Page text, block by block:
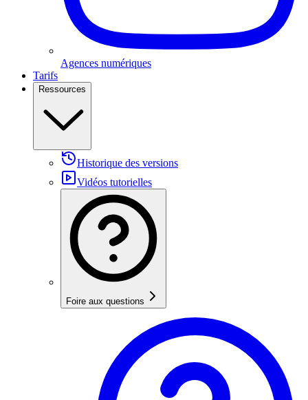
Agences numériques
Tarifs
Ressources
Historique des versions
Vidéos tutorielles
Foire aux questions